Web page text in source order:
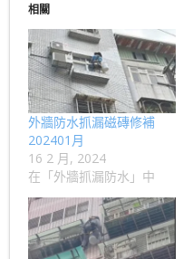
相關
外牆防水抓漏磁磚修補
202401月
16 2 月, 2024
在「外牆抓漏防水」中